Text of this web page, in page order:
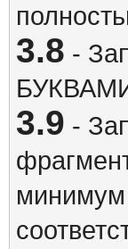
3.8 -
3.9 -
минимум